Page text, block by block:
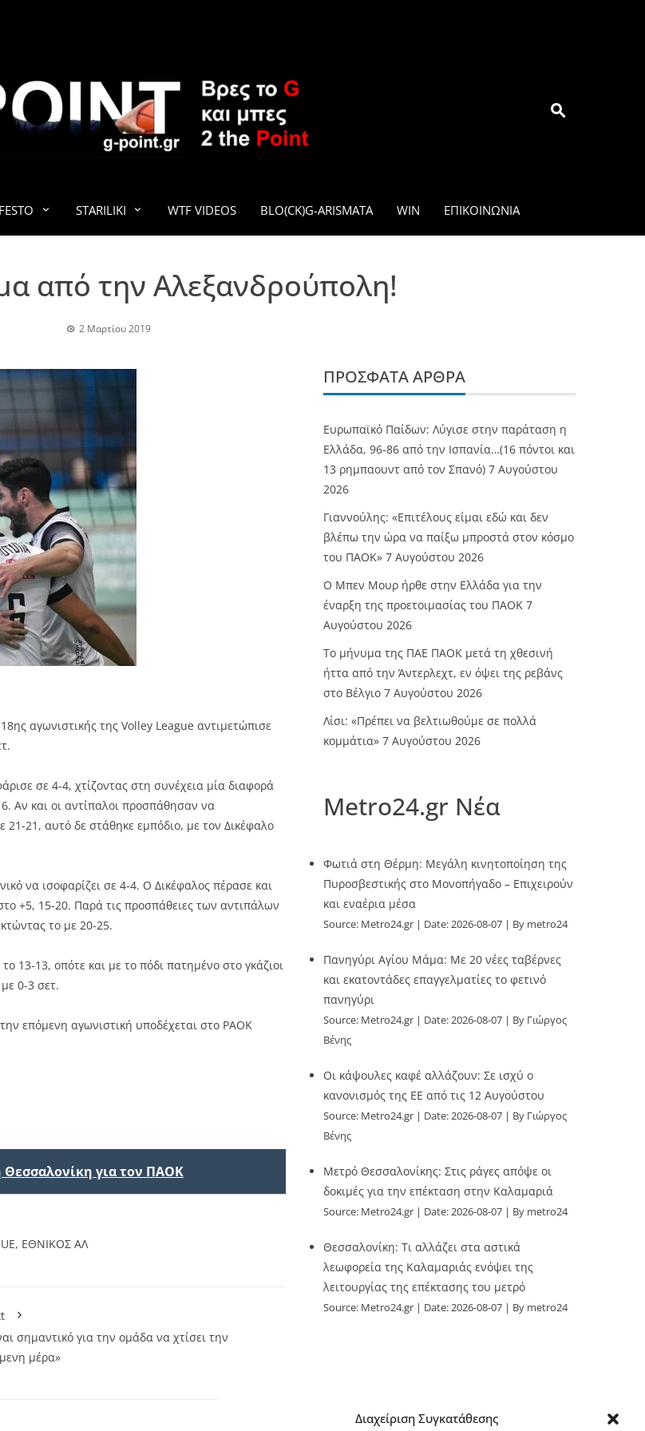
Διαχείριση Συγκατάθεσης
G-POINT.GR
STARILIKI WTF VIDEOS BLO(CK)G-ARISMATA WIN ΕΠΙΚΟΙΝΩΝΊΑ
από την Αλεξανδρούπολη!
2 Μαρτίου 2019
αγωνιστικής της Volley League αντιμετώπισε
σε 4-4, χτίζοντας στη συνέχεια μία διαφορά
Αν και οι αντίπαλοι προσπάθησαν να
21-21, αυτό δε στάθηκε εμπόδιο, με τον Δικέφαλο
να ισοφαρίζει σε 4-4. Ο Δικέφαλος πέρασε και
+5, 15-20. Παρά τις προσπάθειες των αντιπάλων
το με 20-25.
13-13, οπότε και με το πόδι πατημένο στο γκάζιοι
0-3 σετ.
επόμενη αγωνιστική υποδέχεται στο PAOK
για τον ΠΑΟΚ
, ΕΘΝΙΚΟΣ ΑΛ
σημαντικό για την ομάδα να χτίσει την
μέρα»
ΠΡΌΣΦΑΤΑ ΆΡΘΡΑ
Ευρωπαϊκό Παίδων: Λύγισε στην παράταση η
Ελλάδα, 96-86 από την Ισπανία…(16 πόντοι και
13 ρημπαουντ από τον Σπανό) 7 Αυγούστου
2026
Γιαννούλης: «Επιτέλους είμαι εδώ και δεν
βλέπω την ώρα να παίξω μπροστά στον κόσμο
του ΠΑΟΚ» 7 Αυγούστου 2026
O Mπεν Μουρ ήρθε στην Ελλάδα για την
έναρξη της προετοιμασίας του ΠΑΟΚ 7
Αυγούστου 2026
Το μήνυμα της ΠΑΕ ΠΑΟΚ μετά τη χθεσινή
ήττα από την Άντερλεχτ, εν όψει της ρεβάνς
στο Βέλγιο 7 Αυγούστου 2026
Λίσι: «Πρέπει να βελτιωθούμε σε πολλά
κομμάτια» 7 Αυγούστου 2026
Metro24.gr Νέα
Φωτιά στη Θέρμη: Μεγάλη κινητοποίηση της
Πυροσβεστικής στο Μονοπήγαδο – Επιχειρούν
και εναέρια μέσα
Source: Metro24.gr Date: 2026-08-07 By metro24
Πανηγύρι Αγίου Μάμα: Με 20 νέες ταβέρνες
και εκατοντάδες επαγγελματίες το φετινό
πανηγύρι
Source: Metro24.gr Date: 2026-08-07
By Γιώργος
Βένης
Οι κάψουλες καφέ αλλάζουν: Σε ισχύ ο
κανονισμός της ΕΕ από τις 12 Αυγούστου
Source: Metro24.gr Date: 2026-08-07
By Γιώργος
Βένης
Μετρό Θεσσαλονίκης: Στις ράγες απόψε οι
δοκιμές για την επέκταση στην Καλαμαριά
Source: Metro24.gr Date: 2026-08-07 By metro24
Θεσσαλονίκη: Τι αλλάζει στα αστικά
λεωφορεία της Καλαμαριάς ενόψει της
λειτουργίας της επέκτασης του μετρό
Source: Metro24.gr Date: 2026-08-07 By metro24